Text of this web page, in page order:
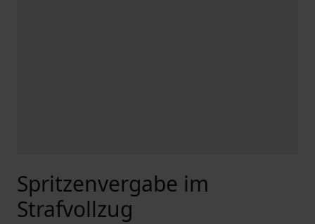
Spritzenvergabe im
Strafvollzug